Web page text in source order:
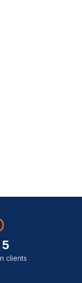
clients